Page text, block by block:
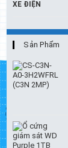
XE ĐIỆN
Sản Phẩm